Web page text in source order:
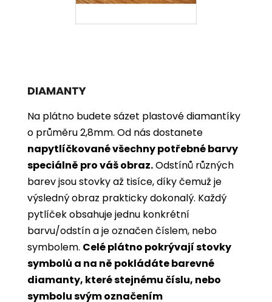
DIAMANTY
Na plátno budete sázet plastové diamantíky
o průměru 2,8mm. Od nás dostanete
napytlíčkované všechny potřebné barvy
speciálně pro váš obraz.Odstínů různých
barev jsou stovky až tisíce, díky čemuž je
výsledný obraz prakticky dokonalý. Každý
pytlíček obsahuje jednu konkrétní
barvu/odstín a je označen číslem, nebo
symbolem. Celé plátno pokrývají stovky
symbolů a na ně pokládáte barevné
diamanty, které stejnému číslu, nebo
symbolu svým označením